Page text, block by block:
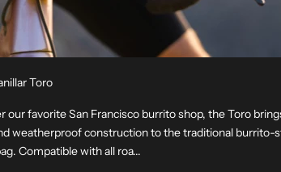
Toro
our favorite San Francisco burrito shop, the Toro
weatherproof construction to the traditional burrito-
Compatible with all roa...